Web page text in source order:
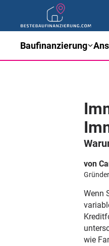
Baufinanzierung
von
Wenn
wie